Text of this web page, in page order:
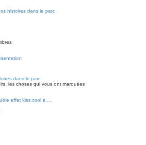
histoires dans le parc
dans le parc
les choses qui vous ont marquées
effet kiss cool à …